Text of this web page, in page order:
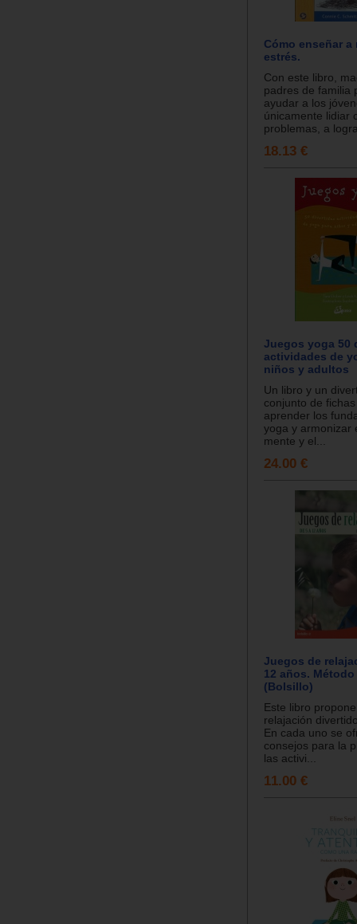
Cómo enseñar a
estrés.
Con este libro,
padres de familia
ayudar a los
únicamente lidiar
problemas, a
18.13 €
Juegos yoga 50
actividades de
niños y adultos
Un libro y un
conjunto de
aprender los
yoga y armonizar
mente y el...
24.00 €
Juegos de
12 años.
(Bolsillo)
Este libro
relajación
En cada uno se
consejos para la
las activi...
11.00 €